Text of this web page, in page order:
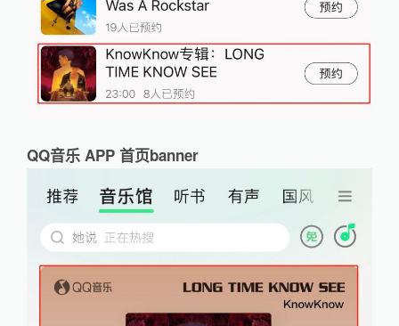
QQ音乐 APP 首页banner